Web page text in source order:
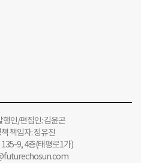
인/편집인: 김윤곤
책임자: 정유진
135-9, 4층(태평로1가)